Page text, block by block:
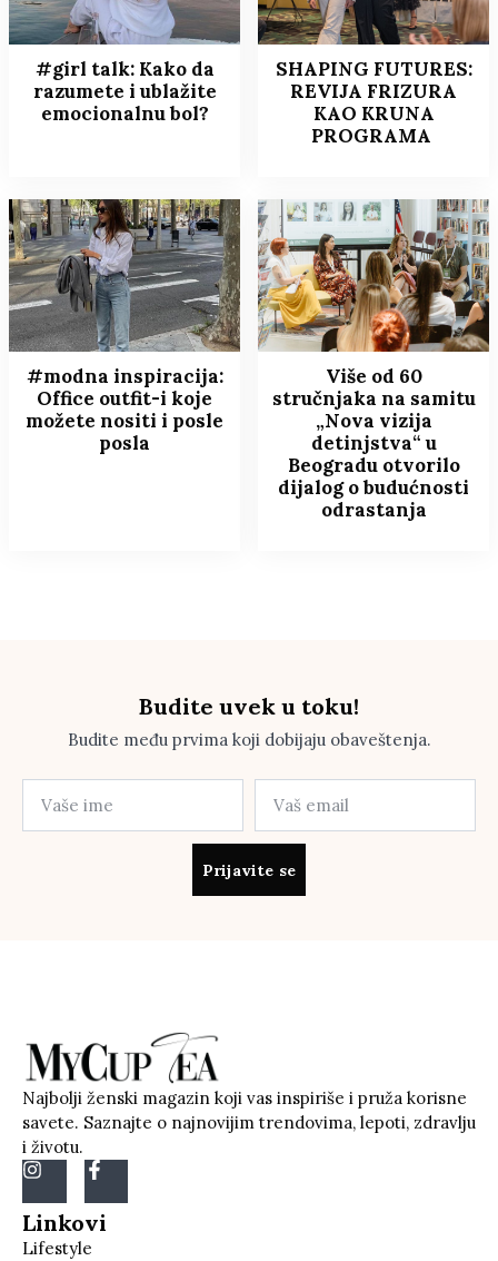
#girl talk: Kako da
razumete i ublažite
emocionalnu bol?
SHAPING FUTURES:
REVIJA FRIZURA
KAO KRUNA
PROGRAMA
#modna inspiracija:
Office outfit-i koje
možete nositi i posle
posla
Više od 60
stručnjaka na samitu
„Nova vizija
detinjstva“ u
Beogradu otvorilo
dijalog o budućnosti
odrastanja
Budite uvek u toku!
Budite među prvima koji dobijaju obaveštenja.
Prijavite se
Najbolji ženski magazin koji vas inspiriše i pruža korisne
savete. Saznajte o najnovijim trendovima, lepoti, zdravlju
i životu.
Linkovi
Lifestyle